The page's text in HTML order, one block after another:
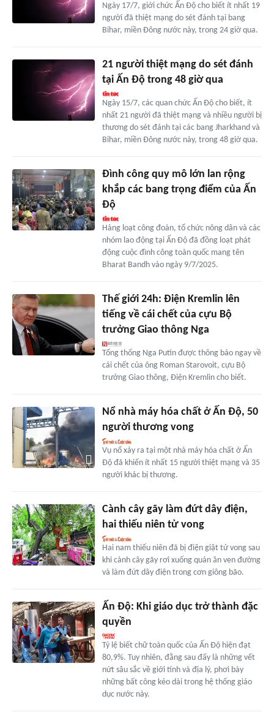
Ngày 17/7, giới chức Ấn Độ cho biết ít nhất 19
người đã thiệt mạng do sét đánh tại bang
Bihar, miền Đông nước này, trong 24 giờ qua.
21 người thiệt mạng do sét đánh
tại Ấn Độ trong 48 giờ qua
Ngày 15/7, các quan chức Ấn Độ cho biết, ít
nhất 21 người đã thiệt mạng và nhiều người bị
thương do sét đánh tại các bang Jharkhand và
Bihar, miền Đông nước này, trong 48 giờ qua.
Đình công quy mô lớn lan rộng
khắp các bang trọng điểm của Ấn
Độ
Hàng loạt công đoàn, tổ chức nông dân và các
nhóm lao động tại Ấn Độ đã đồng loạt phát
động cuộc đình công toàn quốc mang tên
Bharat Bandh vào ngày 9/7/2025.
Thế giới 24h: Điện Kremlin lên
tiếng về cái chết của cựu Bộ
trưởng Giao thông Nga
Tổng thống Nga Putin được thông báo ngay về
cái chết của ông Roman Starovoit, cựu Bộ
trưởng Giao thông, Điện Kremlin cho biết.
Nổ nhà máy hóa chất ở Ấn Độ, 50
người thương vong
Vụ nổ xảy ra tại một nhà máy hóa chất ở Ấn
Độ đã khiến ít nhất 15 người thiệt mạng và 35
người khác bị thương.
Cành cây gãy làm đứt dây điện,
hai thiếu niên tử vong
Hai nam thiếu niên đã bị điện giật tử vong sau
khi cành cây gãy rơi xuống quán ăn ven đường
và làm đứt dây điện trong cơn giông bão.
Ấn Độ: Khi giáo dục trở thành đặc
quyền
Tỷ lệ biết chữ toàn quốc của Ấn Độ hiện đạt
80,9%. Tuy nhiên, đằng sau đấy là những vết
nứt sâu sắc về giới tính và địa lý, phơi bày
những bất công kéo dài trong hệ thống giáo
dục nước này.